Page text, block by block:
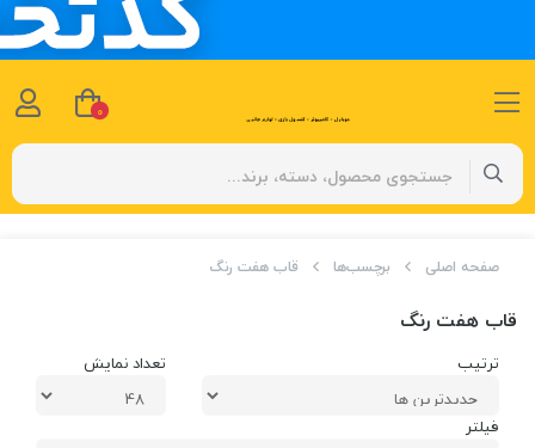
صفحه اصلی برچسب‌ها قاب هفت رنگ
قاب هفت رنگ
ترتیب تعداد نمایش
فیلتر
0